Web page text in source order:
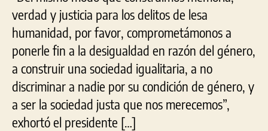
verdad y justicia para los delitos de lesa
humanidad, por favor, comprometámonos a
ponerle fin a la desigualdad en razón del género,
a construir una sociedad igualitaria, a no
discriminar a nadie por su condición de género, y
a ser la sociedad justa que nos merecemos”,
exhortó el presidente […]